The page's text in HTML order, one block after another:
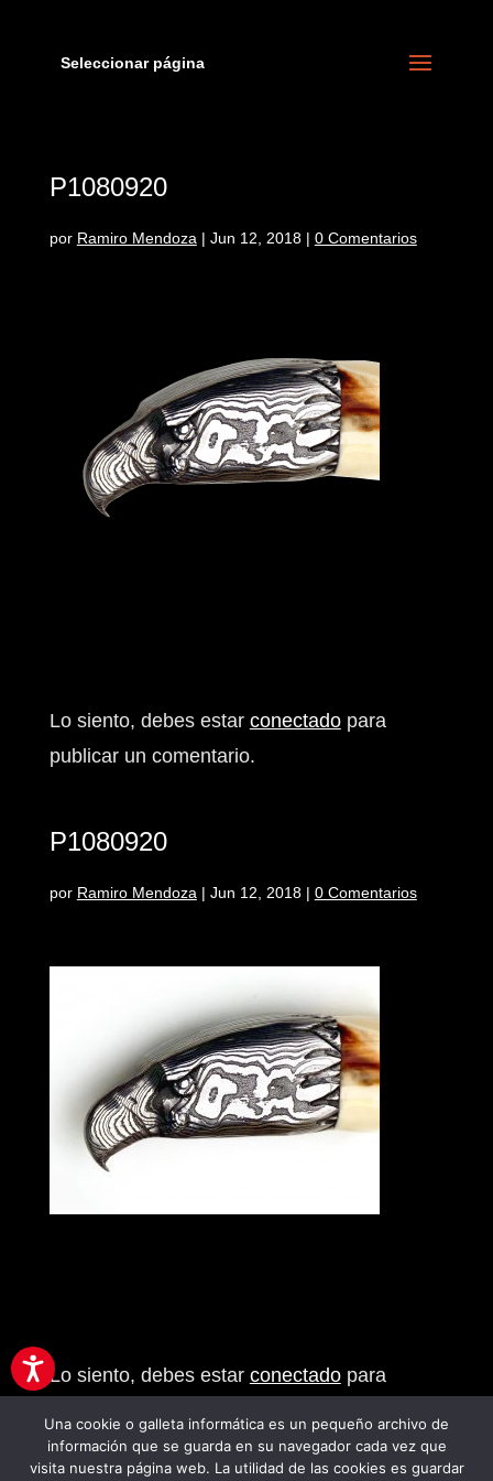
Seleccionar página
P1080920
por Ramiro Mendoza | Jun 12, 2018| 0 Comentarios
Lo siento, debes estar conectadopara
publicar un comentario.
P1080920
por Ramiro Mendoza | Jun 12, 2018| 0 Comentarios
Lo siento, debes estar conectadopara
Una cookie o galleta informática es un pequeño archivo de
información que se guarda en su navegador cada vez que
visita nuestra página web. La utilidad de las cookies es guardar